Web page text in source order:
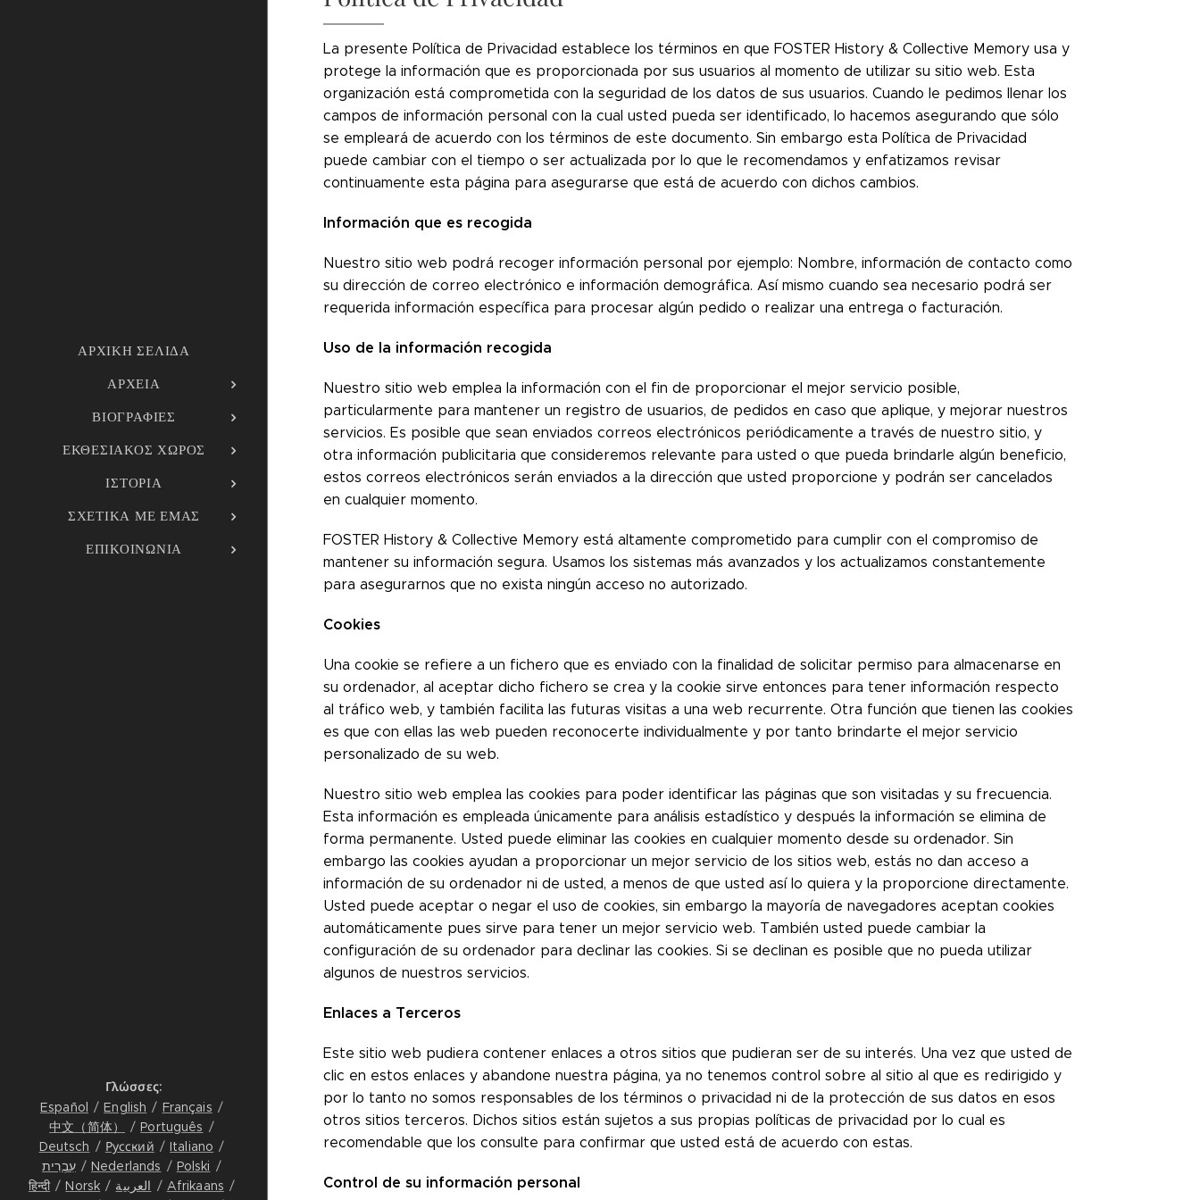
ΑΡΧΙΚΉ ΣΕΛΊΔΑ
ΑΡΧΕΊΑ
ΒΙΟΓΡΑΦΊΕΣ
ΕΚΘΕΣΙΑΚΌΣ ΧΏΡΟΣ
ΙΣΤΟΡΊΑ
ΣΧΕΤΙΚΆ ΜΕ ΕΜΆΣ
ΕΠΙΚΟΙΝΩΝΊΑ
La presente Política de Privacidad establece los términos en que FOSTER History & Collective Memory usa y
protege la información que es proporcionada por sus usuarios al momento de utilizar su sitio web. Esta
organización está comprometida con la seguridad de los datos de sus usuarios. Cuando le pedimos llenar los
campos de información personal con la cual usted pueda ser identificado, lo hacemos asegurando que sólo
se empleará de acuerdo con los términos de este documento. Sin embargo esta Política de Privacidad
puede cambiar con el tiempo o ser actualizada por lo que le recomendamos y enfatizamos revisar
continuamente esta página para asegurarse que está de acuerdo con dichos cambios.
Información que es recogida
Nuestro sitio web podrá recoger información personal por ejemplo: Nombre, información de contacto como
su dirección de correo electrónico e información demográfica. Así mismo cuando sea necesario podrá ser
requerida información específica para procesar algún pedido o realizar una entrega o facturación.
Uso de la información recogida
Nuestro sitio web emplea la información con el fin de proporcionar el mejor servicio posible,
particularmente para mantener un registro de usuarios, de pedidos en caso que aplique, y mejorar nuestros
servicios. Es posible que sean enviados correos electrónicos periódicamente a través de nuestro sitio, y
otra información publicitaria que consideremos relevante para usted o que pueda brindarle algún beneficio,
estos correos electrónicos serán enviados a la dirección que usted proporcione y podrán ser cancelados
en cualquier momento.
FOSTER History & Collective Memory está altamente comprometido para cumplir con el compromiso de
mantener su información segura. Usamos los sistemas más avanzados y los actualizamos constantemente
para asegurarnos que no exista ningún acceso no autorizado.
Cookies
Una cookie se refiere a un fichero que es enviado con la finalidad de solicitar permiso para almacenarse en
su ordenador, al aceptar dicho fichero se crea y la cookie sirve entonces para tener información respecto
al tráfico web, y también facilita las futuras visitas a una web recurrente. Otra función que tienen las cookies
es que con ellas las web pueden reconocerte individualmente y por tanto brindarte el mejor servicio
personalizado de su web.
Nuestro sitio web emplea las cookies para poder identificar las páginas que son visitadas y su frecuencia.
Esta información es empleada únicamente para análisis estadístico y después la información se elimina de
forma permanente. Usted puede eliminar las cookies en cualquier momento desde su ordenador. Sin
embargo las cookies ayudan a proporcionar un mejor servicio de los sitios web, estás no dan acceso a
información de su ordenador ni de usted, a menos de que usted así lo quiera y la proporcione directamente.
Usted puede aceptar o negar el uso de cookies, sin embargo la mayoría de navegadores aceptan cookies
automáticamente pues sirve para tener un mejor servicio web. También usted puede cambiar la
configuración de su ordenador para declinar las cookies. Si se declinan es posible que no pueda utilizar
algunos de nuestros servicios.
Enlaces a Terceros
Este sitio web pudiera contener enlaces a otros sitios que pudieran ser de su interés. Una vez que usted de
clic en estos enlaces y abandone nuestra página, ya no tenemos control sobre al sitio al que es redirigido y
por lo tanto no somos responsables de los términos o privacidad ni de la protección de sus datos en esos
otros sitios terceros. Dichos sitios están sujetos a sus propias políticas de privacidad por lo cual es
recomendable que los consulte para confirmar que usted está de acuerdo con estas.
Control de su información personal
Γλώσσες
Español
English
Français
中文（简体）
Português
Deutsch
Русский
Italiano
עִבְרִית
Nederlands
Polski
हिन्दी
Norsk العربية
Afrikaans